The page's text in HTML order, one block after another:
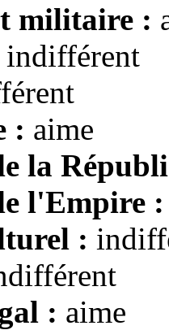
militaire :
indifférent
: aime
la
l'Empire :
:
: aime